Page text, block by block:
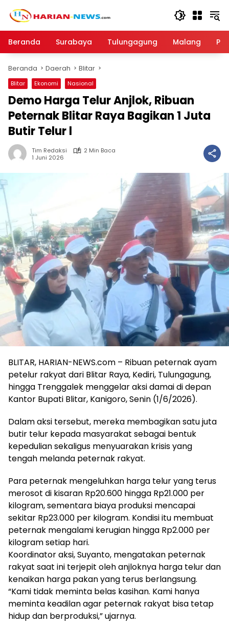
Beranda
Surabaya Tulungagung Malang
Beranda Daerah Blitar
Blitar Ekonomi Nasional
Demo Harga Telur Anjlok, Ribuan
Peternak Blitar Raya Bagikan 1 Juta
Butir Telur l
Tim Redaksi
2 Min Baca
1 Juni 2026
BLITAR, HARIAN-NEWS.com – Ribuan peternak ayam
petelur rakyat dari Blitar Raya, Kediri, Tulungagung,
hingga Trenggalek menggelar aksi damai di depan
Kantor Bupati Blitar, Kanigoro, Senin (1/6/2026).
Dalam aksi tersebut, mereka membagikan satu juta
butir telur kepada masyarakat sebagai bentuk
kepedulian sekaligus menyuarakan krisis yang
tengah melanda peternak rakyat.
Para peternak mengeluhkan harga telur yang terus
merosot di kisaran Rp20.600 hingga Rp21.000 per
kilogram, sementara biaya produksi mencapai
sekitar Rp23.000 per kilogram. Kondisi itu membuat
peternak mengalami kerugian hingga Rp2.000 per
kilogram setiap hari.
Koordinator aksi, Suyanto, mengatakan peternak
rakyat saat ini terjepit oleh anjloknya harga telur dan
kenaikan harga pakan yang terus berlangsung.
“Kami tidak meminta belas kasihan. Kami hanya
meminta keadilan agar peternak rakyat bisa tetap
hidup dan berproduksi,” ujarnya.